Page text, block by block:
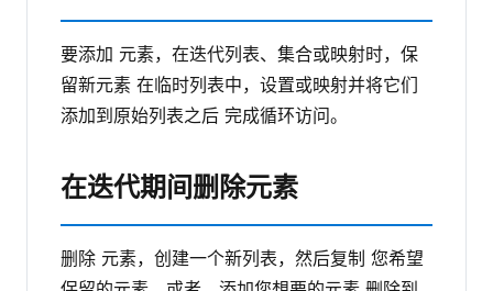
要添加 元素，在迭代列表、集合或映射时，保
留新元素 在临时列表中，设置或映射并将它们
添加到原始列表之后 完成循环访问。
在迭代期间删除元素
删除 元素，创建一个新列表，然后复制 您希望